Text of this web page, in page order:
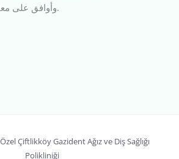
وأوافق على معالجة بياناتي الشخصية.
Çiftlikköy Gazident Ağız ve Diş Sağlığı
Polikliniği